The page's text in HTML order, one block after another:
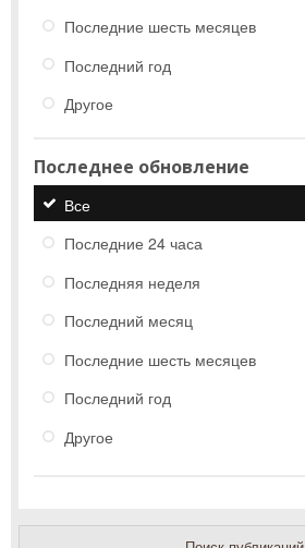
Последние шесть месяцев
Последний год
Другое
Последнее обновление
Все
Последние 24 часа
Последняя неделя
Последний месяц
Последние шесть месяцев
Последний год
Другое